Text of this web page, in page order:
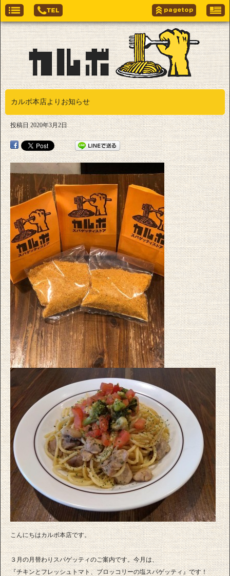
カルボ本店よりお知らせ
投稿日 2020年3月2日
こんにちはカルボ本店です。
３月の月替わりスパゲッティのご案内です。今月は、
『チキンとフレッシュトマト、ブロッコリーの塩スパゲッティ』です！